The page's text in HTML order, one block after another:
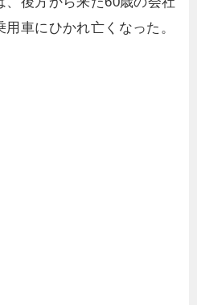
車にひかれ亡くなった。